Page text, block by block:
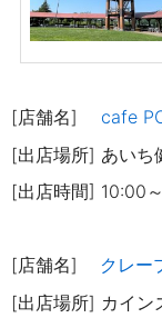
[店舗名] cafe
[出店場所] あいち
[出店時間] 10:00
[店舗名] クレー
[出店場所] カイン